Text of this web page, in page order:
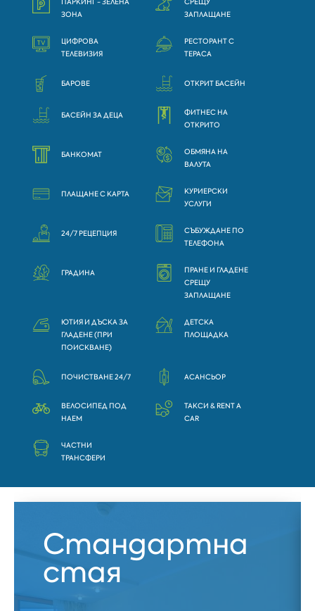
ЗОНА
ЗАПЛАЩАНЕ
ЦИФРОВА
ТЕЛЕВИЗИЯ
РЕСТОРАНТ С
ТЕРАСА
БАРОВЕ ОТКРИТ БАСЕЙН
БАСЕЙН ЗА ДЕЦА
ФИТНЕС НА
ОТКРИТО
БАНКОМАТ
ОБМЯНА НА
ВАЛУТА
ПЛАЩАНЕ С КАРТА
КУРИЕРСКИ
УСЛУГИ
24/7 РЕЦЕПЦИЯ
СЪБУЖДАНЕ ПО
ТЕЛЕФОНА
ГРАДИНА
ПРАНЕ И ГЛАДЕНЕ
СРЕЩУ
ЗАПЛАЩАНЕ
ЮТИЯ И ДЪСКА ЗА
ГЛАДЕНЕ (ПРИ
ПОИСКВАНЕ)
ДЕТСКА
ПЛОЩАДКА
ПОЧИСТВАНЕ 24/7 АСАНСЬОР
ВЕЛОСИПЕД ПОД
НАЕМ
ТАКСИ & RENT A
CAR
ЧАСТНИ
ТРАНСФЕРИ
Стандартна
стая